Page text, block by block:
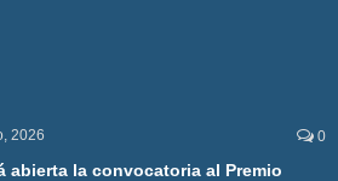
2026 0
abierta la convocatoria al Premio